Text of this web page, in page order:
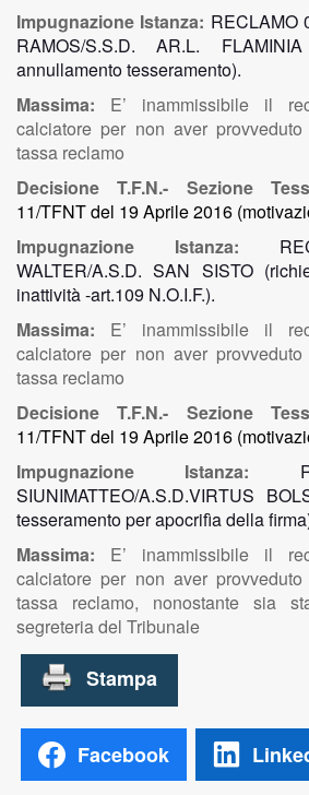
Impugnazione Istanza: RECLAMO
RAMOS/S.S.D. AR.L.
annullamento tesseramento).
Massima: E’ inammissibile il
calciatore per non aver
tassa reclamo
Decisione T.F.N.- Sezione
11/TFNT del 19 Aprile 2016
Impugnazione Istanza:
WALTER/A.S.D. SAN SISTO
inattività -art.109 N.O.I.F.).
Massima: E’ inammissibile il
calciatore per non aver
tassa reclamo
Decisione T.F.N.- Sezione
11/TFNT del 19 Aprile 2016
Impugnazione Istanza:
SIUNIMATTEO/A.S.D.VIRTUS
tesseramento per apocrifìa della
Massima: E’ inammissibile il
calciatore per non aver
tassa reclamo, nonostante sia
segreteria del Tribunale
Facebook